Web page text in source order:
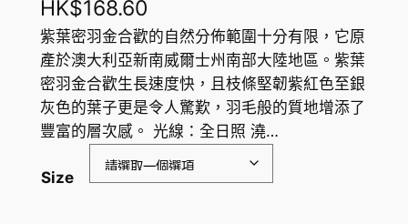
HK$168.60
紫葉密羽金合歡的自然分佈範圍十分有限，它原
產於澳大利亞新南威爾士州南部大陸地區。紫葉
密羽金合歡生長速度快，且枝條堅韌紫紅色至銀
灰色的葉子更是令人驚歎，羽毛般的質地增添了
豐富的層次感。 光線：全日照 澆…
Size